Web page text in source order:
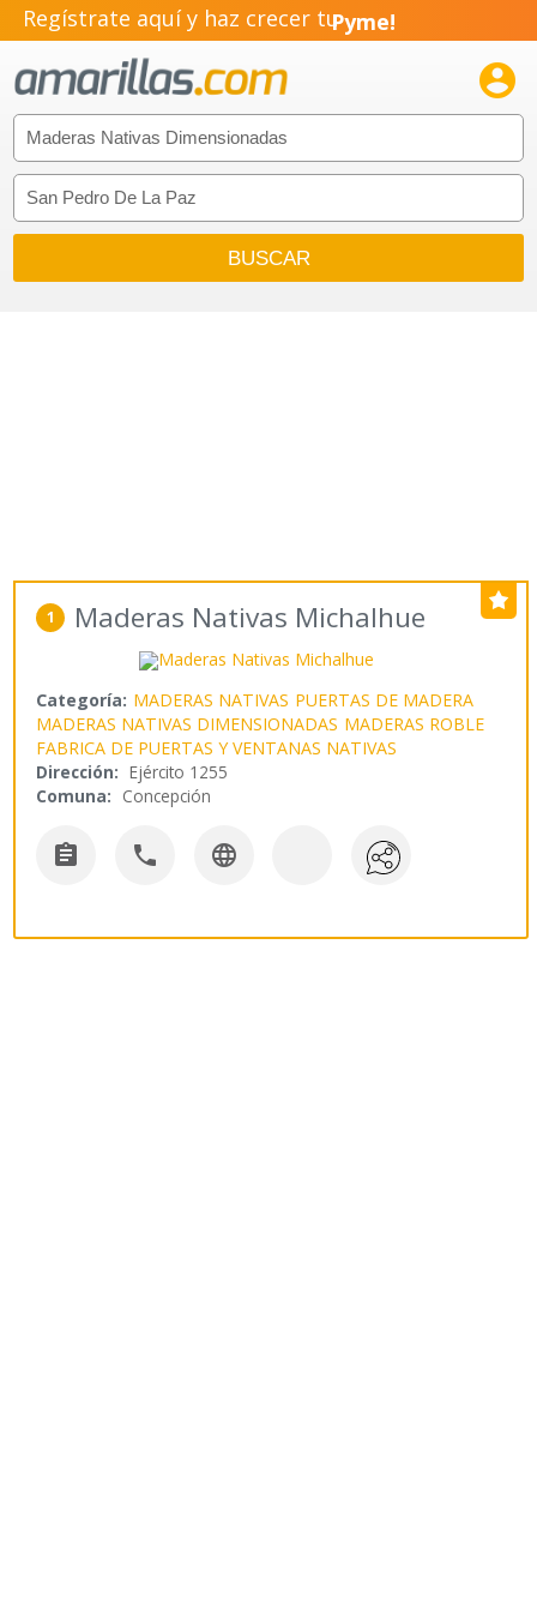
Regístrate aquí y haz crecer tuPyme!
Emprendimiento!

1 Maderas Nativas Michalhue
Categoría: MADERAS NATIVAS PUERTAS DE MADERA
MADERAS NATIVAS DIMENSIONADAS MADERAS ROBLE
FABRICA DE PUERTAS Y VENTANAS NATIVAS
Dirección: Ejército 1255
Comuna: Concepción
  